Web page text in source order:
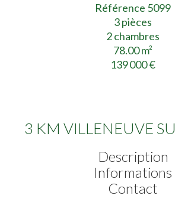
Référence 5099
3 pièces
2 chambres
78.00m²
139 000 €
3 KM VILLENEUVE
Description
Informations
Contact